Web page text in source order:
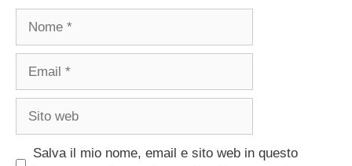
Nome
Email
Sito
Salva il mio nome, email e sito web in questo